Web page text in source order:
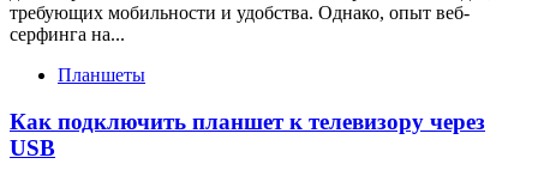
требующих мобильности и удобства. Однако, опыт веб-
серфинга на...
Планшеты
Как подключить планшет к телевизору через
USB